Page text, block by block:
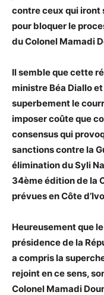
contre ceux qui iront
pour bloquer le
du Colonel Mamadi
Il semble que cette
ministre Béa Diallo et
superbement le
imposer coûte que
consensus qui
sanctions contre la
élimination du Syli
34ème édition de la
prévues en Côte
Heureusement que
présidence de la
a compris la
rejoint en ce sens,
Colonel Mamadi